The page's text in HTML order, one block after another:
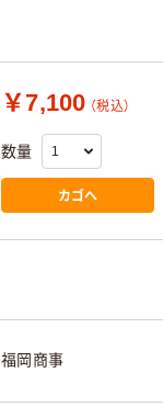
￥7,100 （税込）
数量
カゴへ
福岡商事